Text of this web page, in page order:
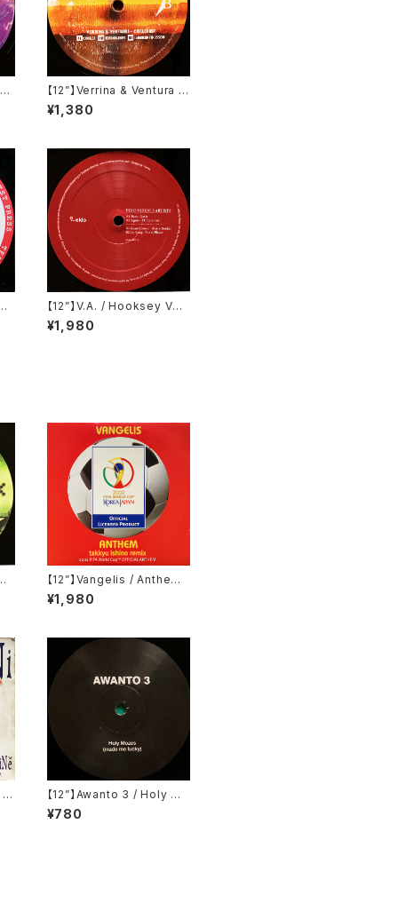
【12”】Verrina & Ventura /
Coclea EP (Propaganda
Records) (PR002)
¥1,380
【12”】V.A. / Hooksey Vol.
3 (Eklo) (EKLO007.3)
¥1,980
【12”】Vangelis / Anthem
(Takkyu Ishino Remix)
(2002 FIFA World Cup O
¥1,980
M
【12”】Awanto 3 / Holy Mo
zes (Voyage Direct) (VD
9)
¥780